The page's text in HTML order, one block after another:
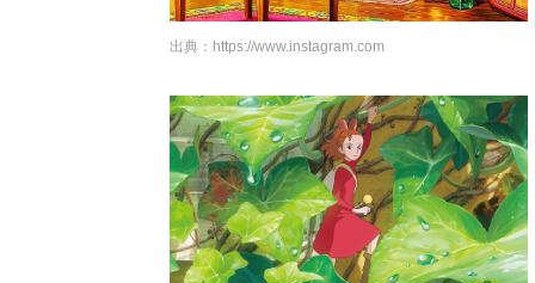
出典： https://www.instagram.com